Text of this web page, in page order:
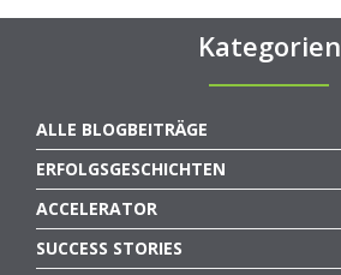
Kategorien
ALLE BLOGBEITRÄGE
ERFOLGSGESCHICHTEN
ACCELERATOR
SUCCESS STORIES